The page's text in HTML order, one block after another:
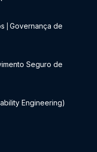
Governança de
Seguro de
Engineering)